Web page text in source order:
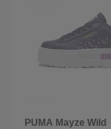
PUMA Mayze Wild